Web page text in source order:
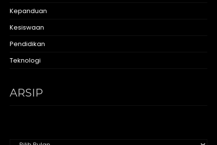
Kepanduan
Kesiswaan
Pendidikan
Teknologi
ARSIP